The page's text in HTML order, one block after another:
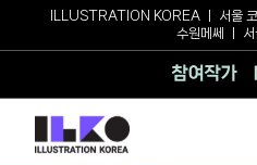
ILLUSTRATION KOREAㅣ 서울
수원메쎄
참여작가